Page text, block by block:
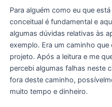
Para alguém como eu que
conceitual é fundamental e
algumas dúvidas relativas às
exemplo. Era um caminho
projeto. Após a leitura e me
percebi algumas falhas neste
fora deste caminho,
muito tempo e dinheiro.